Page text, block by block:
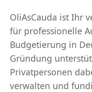
OliAsCauda ist Ihr
für professionelle
Budgetierung in
Gründung
Privatpersonen
verwalten und